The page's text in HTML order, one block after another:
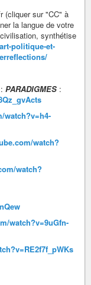
(cliquer sur "CC" à
la langue de votre
synthétise
politique-et-
PARADIGMES :
watch?v=h4-
watch?
watch?
watch?v=9uGfn-